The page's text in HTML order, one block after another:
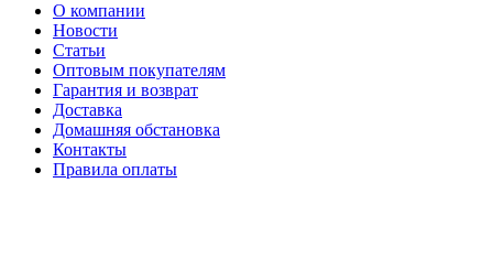
О компании
Новости
Статьи
Оптовым покупателям
Гарантия и возврат
Доставка
Домашняя обстановка
Контакты
Правила оплаты